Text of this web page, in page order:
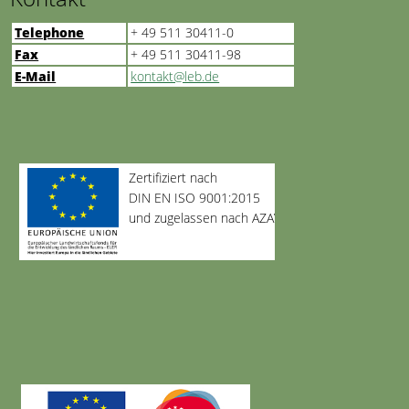
Telephone
+ 49 511 30411-0
Fax
+ 49 511 30411-98
E-Mail
kontakt@leb.de
Zertifiziert nach
DIN EN ISO 9001:2015
und zugelassen nach AZAV